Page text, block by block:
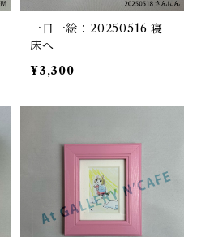
一日一絵：20250516 寝
床へ
¥3,300